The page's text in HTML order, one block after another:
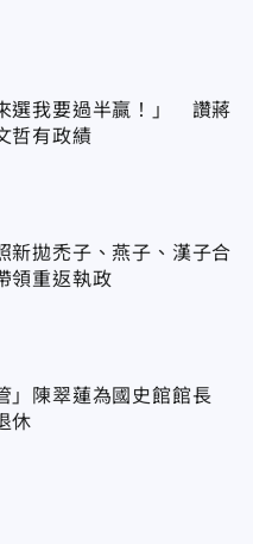
選我要過半贏！」 讚蔣
哲有政績
新拋禿子、燕子、漢子合
領重返執政
」陳翠蓮為國史館館長
休